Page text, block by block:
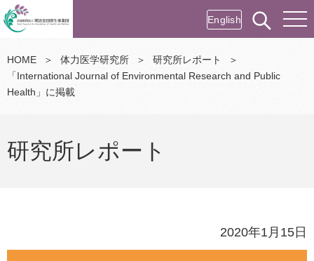
English
HOME ＞ 体力医学研究所 ＞ 研究所レポート
＞
「International Journal of Environmental Research and Public
Health」に掲載
研究所レポート
2020年1月15日